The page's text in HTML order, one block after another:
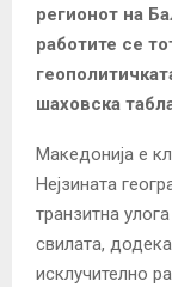
регионот на
работите се
шаховска
Македонија е
Нејзината
транзитна
свилата,
исклучително